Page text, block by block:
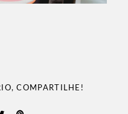
COMPARTILHE!